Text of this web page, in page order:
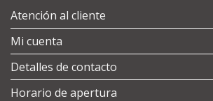
Atención al cliente
Mi cuenta
Detalles de contacto
Horario de apertura